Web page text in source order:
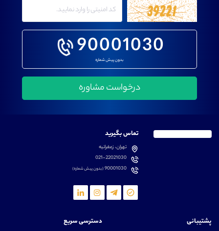
90001030
بدون پیش شماره
تماس بگیرید
تهران، زعفرانیه
021-22021030
90001030(بدون پیش شماره)
پشتیبانی دسترسی سریع